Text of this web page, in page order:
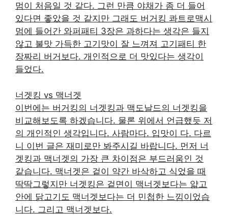
멈이 처음일 것 같다. 그런 만큼 야채가 좀 더 들어
있다면 좋았을 것 같지만 그래도 버거킹 콰트로맥시
멈에 들어간 와퍼패티 3장은 과하다는 생각은 들지
않고 불맛 가득한 고기맛이 잘 느껴져 고기패티 한
장짜리 버거보다. 개인적으로 더 맛있다는 생각이
들었다.
너겟킹 vs 맥너겟
이번에는 버거킹의 너겟킹과 맥도날드의 너겟킹을
비교해보도록 하겠습니다. 물론 위에서 언급했듯 저
의 개인적인 생각입니다. 사람마다. 입맛이 다. 다르
니 이번 글은 재미로만 봐주시길 바랍니다. 먼저 너
겟킹과 맥너겟의 가장 큰 차이점은 부드러움인 것
같습니다. 맥너겟은 겉이 약간 바삭하고 식었을 때
딱딱그렇지만 너겟킹은 겉면이 맥너겟보다는 얇고
안에 닭고기도 맥너겟보다는 더 민첩한 느낌이었습
니다. 그리고 맥너겟보다.